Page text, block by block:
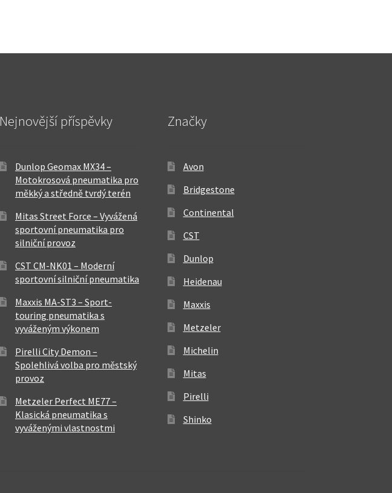
Nejnovější příspěvky
Dunlop Geomax MX34 –
Motokrosová pneumatika pro
měkký a středně tvrdý terén
Mitas Street Force – Vyvážená
sportovní pneumatika pro
silniční provoz
CST CM-NK01 – Moderní
sportovní silniční pneumatika
Maxxis MA-ST3 – Sport-
touring pneumatika s
vyváženým výkonem
Pirelli City Demon –
Spolehlivá volba pro městský
provoz
Metzeler Perfect ME77 –
Klasická pneumatika s
vyváženými vlastnostmi
Značky
Avon
Bridgestone
Continental
CST
Dunlop
Heidenau
Maxxis
Metzeler
Michelin
Mitas
Pirelli
Shinko